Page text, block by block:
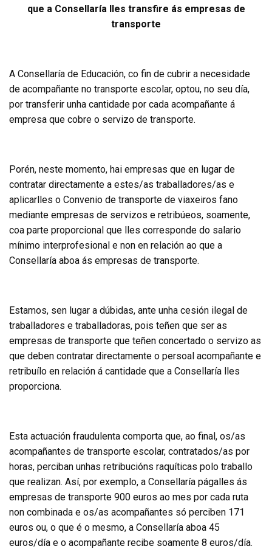
que a Consellaría lles transfire ás empresas de
transporte
A Consellaría de Educación, co fin de cubrir a necesidade
de acompañante no transporte escolar, optou, no seu día,
por transferir unha cantidade por cada acompañante á
empresa que cobre o servizo de transporte.
Porén, neste momento, hai empresas que en lugar de
contratar directamente a estes/as traballadores/as e
aplicarlles o Convenio de transporte de viaxeiros fano
mediante empresas de servizos e retribúeos, soamente,
coa parte proporcional que lles corresponde do salario
mínimo interprofesional e non en relación ao que a
Consellaría aboa ás empresas de transporte.
Estamos, sen lugar a dúbidas, ante unha cesión ilegal de
traballadores e traballadoras, pois teñen que ser as
empresas de transporte que teñen concertado o servizo as
que deben contratar directamente o persoal acompañante e
retribuílo en relación á cantidade que a Consellaría lles
proporciona.
Esta actuación fraudulenta comporta que, ao final, os/as
acompañantes de transporte escolar, contratados/as por
horas, perciban unhas retribucións raquíticas polo traballo
que realizan. Así, por exemplo, a Consellaría págalles ás
empresas de transporte 900 euros ao mes por cada ruta
non combinada e os/as acompañantes só perciben 171
euros ou, o que é o mesmo, a Consellaría aboa 45
euros/día e o acompañante recibe soamente 8 euros/día.